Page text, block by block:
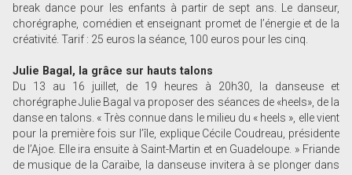
break dance pour les enfants à partir de sept ans. Le danseur,
chorégraphe, comédien et enseignant promet de l’énergie et de la
créativité. Tarif : 25 euros la séance, 100 euros pour les cinq.
Julie Bagal, la grâce sur hauts talons
Du 13 au 16 juillet, de 19 heures à 20h30, la danseuse et
chorégraphe Julie Bagal va proposer des séances de «heels», de la
danse en talons. « Très connue dans le milieu du « heels », elle vient
pour la première fois sur l’île, explique Cécile Coudreau, présidente
de l’Ajoe. Elle ira ensuite à Saint-Martin et en Guadeloupe. » Friande
de musique de la Caraïbe, la danseuse invitera à se plonger dans